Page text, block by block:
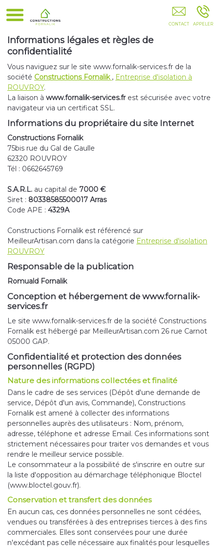
Constructions Fornalik Lille Lens Arras Douai
Informations légales et règles de
confidentialité
Vous naviguez sur le site www.fornalik-services.fr de la
société Constructions Fornalik , Entreprise d'isolation à
ROUVROY.
La liaison à www.fornalik-services.frest sécurisée avec votre
navigateur via un certificat SSL.
Informations du propriétaire du site Internet
Constructions Fornalik
75bis rue du Gal de Gaulle
62320 ROUVROY
Tél : 0662645769
S.A.R.L. au capital de 7000 €
Siret : 80338585500017 Arras
Code APE : 4329A
Constructions Fornalik est référencé sur
MeilleurArtisan.com dans la catégorie Entreprise d'isolation
ROUVROY
Responsable de la publication
Romuald Fornalik
Conception et hébergement de www.fornalik-
services.fr
Le site www.fornalik-services.fr de la société Constructions
Fornalik est hébergé par MeilleurArtisan.com 26 rue Carnot
05000 GAP.
Confidentialité et protection des données
personnelles (RGPD)
Nature des informations collectées et finalité
Dans le cadre de ses services (Dépôt d'une demande de
service, Dépôt d'un avis, Commande), Constructions
Fornalik est amené à collecter des informations
personnelles auprès des utilisateurs : Nom, prénom,
adresse, téléphone et adresse Email. Ces informations sont
strictement nécessaires pour traiter vos demandes et vous
rendre le meilleur service possible.
Le consommateur a la possibilité de s'inscrire en outre sur
la liste d'opposition au démarchage téléphonique Bloctel
(www.bloctel.gouv.fr).
Conservation et transfert des données
En aucun cas, ces données personnelles ne sont cédées,
vendues ou transférées à des entreprises tierces à des fins
commerciales. Elles sont conservées pour une durée
n'excédant pas celle nécessaire aux finalités pour lesquelles